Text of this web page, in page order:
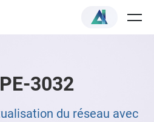
3032
du réseau avec